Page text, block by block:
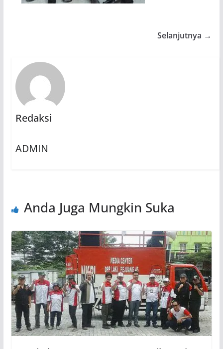
Selanjutnya →
Redaksi
ADMIN
Anda Juga Mungkin Suka